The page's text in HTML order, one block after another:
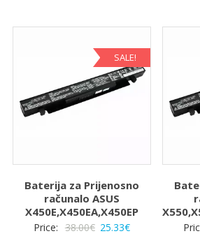
38.00€.SALE!
Baterija za Prijenosno
računalo ASUS
X450E,X450EA,X450EP
Price: 38.00€ Izvorna
25.33€Trenutna